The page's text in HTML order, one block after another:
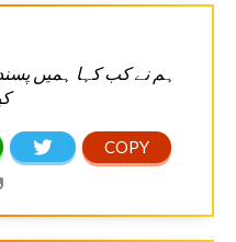
ہم نے کب کہا ہمیں